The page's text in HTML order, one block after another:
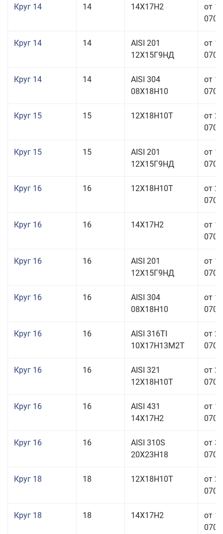
Круг 14 14 14Х17Н2
от
Круг 14 14
AISI 201
12Х15Г9НД
от
Круг 14 14
AISI 304
08Х18Н10
от
Круг 15 15 12Х18Н10Т
от
Круг 15 15
AISI 201
12Х15Г9НД
от
Круг 16 16 12Х18Н10Т
от
Круг 16 16 14Х17Н2
от
Круг 16 16
AISI 201
12Х15Г9НД
от
Круг 16 16
AISI 304
08Х18Н10
от
Круг 16 16
AISI 316TI
10Х17Н13М2Т
от
Круг 16 16
AISI 321
12Х18Н10Т
от
Круг 16 16
AISI 431
14Х17Н2
от
Круг 16 16
AISI 310S
20Х23Н18
от
Круг 18 18 12Х18Н10Т
от
Круг 18 18 14Х17Н2
от